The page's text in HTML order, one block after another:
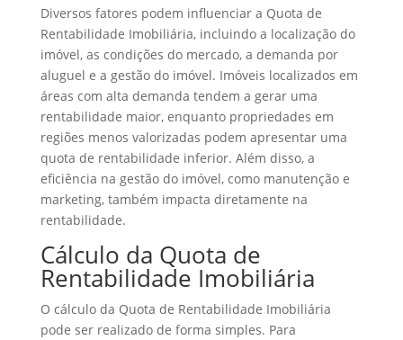
Diversos fatores podem influenciar a Quota de
Rentabilidade Imobiliária, incluindo a localização do
imóvel, as condições do mercado, a demanda por
aluguel e a gestão do imóvel. Imóveis localizados em
áreas com alta demanda tendem a gerar uma
rentabilidade maior, enquanto propriedades em
regiões menos valorizadas podem apresentar uma
quota de rentabilidade inferior. Além disso, a
eficiência na gestão do imóvel, como manutenção e
marketing, também impacta diretamente na
rentabilidade.
Cálculo da Quota de
Rentabilidade Imobiliária
O cálculo da Quota de Rentabilidade Imobiliária
pode ser realizado de forma simples. Para